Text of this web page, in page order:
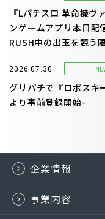
『Lパチスロ 革命機ヴ
ンゲームアプリ本日
RUSH中の出玉を競う
2026.07.30
グリパチで『ロボスキ
より事前登録開始-
企業情報
事業内容